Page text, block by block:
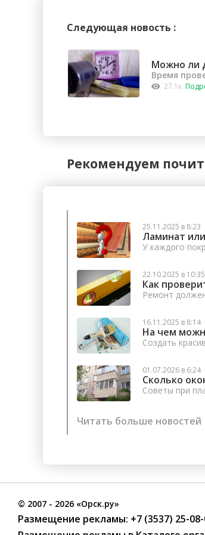
Следующая новость :
Можно ли
Время
27.1к
Рекомендуем
25.11.2025 в 8:23
Ламинат
У каждого
22.10.2025 в 10:35
Как
Ремонт
16.11.2025 в 8:14
На чем
Создать
01.07.2026 в 6:24
Сколько
Советы при
Читать больше новостей
© 2007 - 2026 «Орск.ру»
Размещение рекламы: +7 (3537) 25-